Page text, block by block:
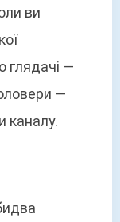
ви
глядачі —
—
каналу.